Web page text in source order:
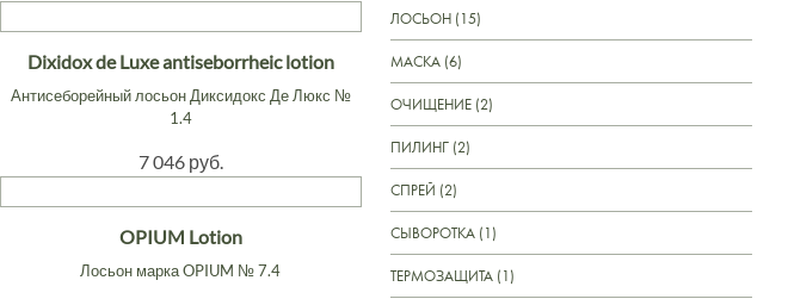
Dixidox de Luxe antiseborrheic lotion
Антисеборейный лосьон Диксидокс Де Люкс №
1.4
7 046 руб.
OPIUM Lotion
Лосьон марка OPIUM № 7.4
ЛОСЬОН (15)
МАСКА (6)
ОЧИЩЕНИЕ (2)
ПИЛИНГ (2)
СПРЕЙ (2)
СЫВОРОТКА (1)
ТЕРМОЗАЩИТА (1)